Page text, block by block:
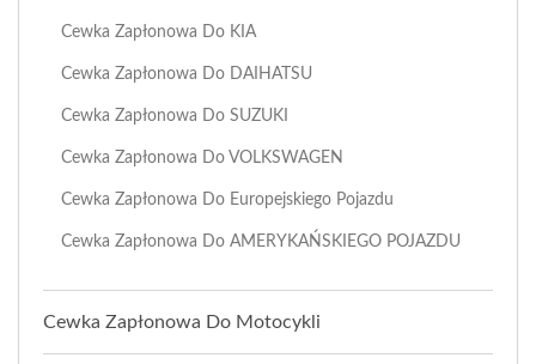
Cewka Zapłonowa Do KIA
Cewka Zapłonowa Do DAIHATSU
Cewka Zapłonowa Do SUZUKI
Cewka Zapłonowa Do VOLKSWAGEN
Cewka Zapłonowa Do Europejskiego Pojazdu
Cewka Zapłonowa Do AMERYKAŃSKIEGO POJAZDU
Cewka Zapłonowa Do Motocykli